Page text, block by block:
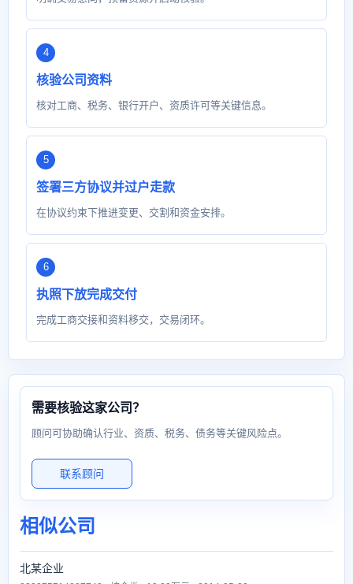
核验公司资料
核对工商、税务、银行开户、资质许可等关键信息。
签署三方协议并过户走款
在协议约束下推进变更、交割和资金安排。
执照下放完成交付
完成工商交接和资料移交，交易闭环。
需要核验这家公司？
顾问可协助确认行业、资质、税务、债务等关键风险点。
联系顾问
相似公司
北某企业